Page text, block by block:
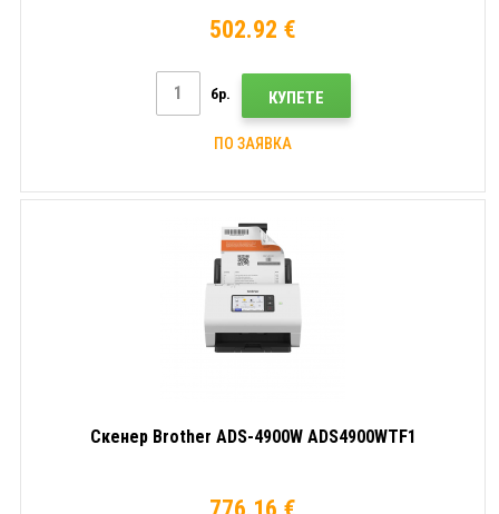
502.92 €
бр. КУПЕТЕ
ПО ЗАЯВКА
Скенер Brother ADS-4900W ADS4900WTF1